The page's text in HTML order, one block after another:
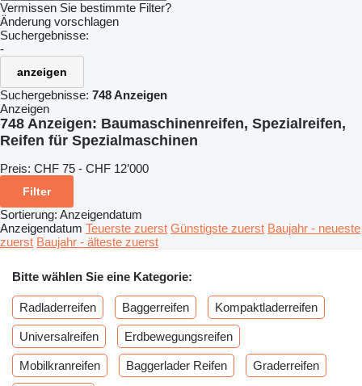
Vermissen Sie bestimmte Filter?
Änderung vorschlagen
Suchergebnisse:
-
anzeigen
Suchergebnisse: 748 Anzeigen
Anzeigen
748 Anzeigen: Baumaschinenreifen, Spezialreifen,
Reifen für Spezialmaschinen
Preis: CHF 75 - CHF 12’000
Filter
Sortierung: Anzeigendatum
Anzeigendatum Teuerste zuerst Günstigste zuerst Baujahr - neueste
zuerst Baujahr - älteste zuerst
Bitte wählen Sie eine Kategorie:
Radladerreifen Baggerreifen Kompaktladerreifen
Universalreifen Erdbewegungsreifen
Mobilkranreifen Baggerlader Reifen Graderreifen